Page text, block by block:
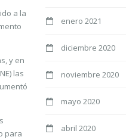
a la
y en
las
para
enero 2021
diciembre 2020
noviembre 2020
mayo 2020
abril 2020